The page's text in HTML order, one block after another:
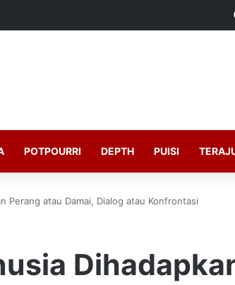
POTPOURRI DEPTH PUISI
Perang atau Damai, Dialog atau Konfrontasi